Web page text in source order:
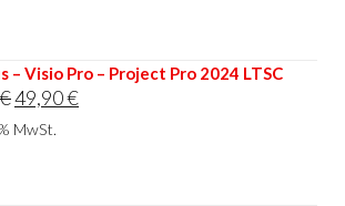
– Visio Pro – Project Pro 2024 LTSC
€Ursprünglicher
Preis
49,90€Aktueller
MwSt.